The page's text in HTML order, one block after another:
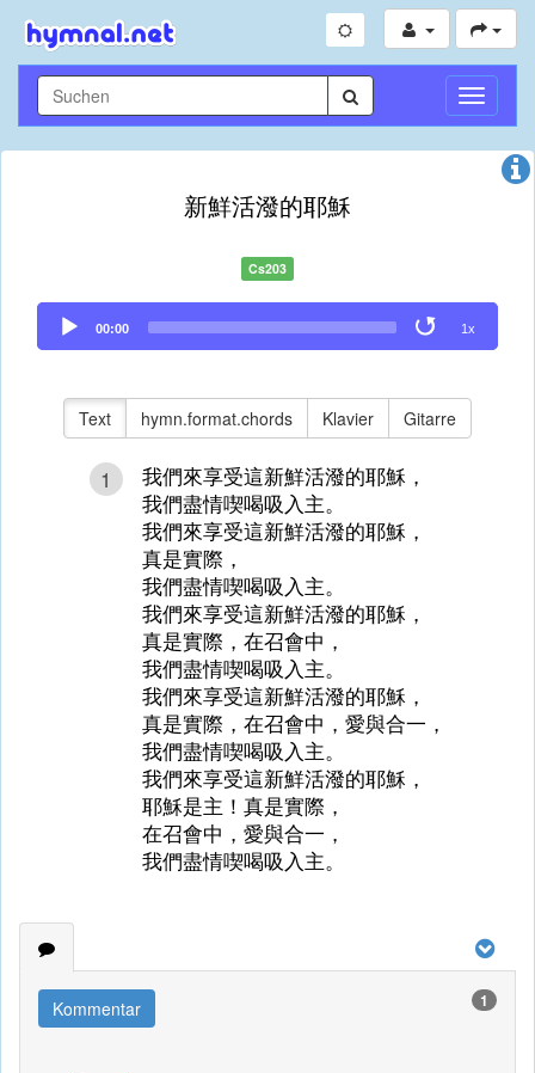
新鮮活潑的耶穌
Cs203
Audio
Player
00:00 1x
Text hymn.format.chords Klavier Gitarre
1
我們來享受這新鮮活潑的耶穌，
我們盡情喫喝吸入主。
我們來享受這新鮮活潑的耶穌，
真是實際，
我們盡情喫喝吸入主。
我們來享受這新鮮活潑的耶穌，
真是實際，在召會中，
我們盡情喫喝吸入主。
我們來享受這新鮮活潑的耶穌，
真是實際，在召會中，愛與合一，
我們盡情喫喝吸入主。
我們來享受這新鮮活潑的耶穌，
耶穌是主！真是實際，
在召會中，愛與合一，
我們盡情喫喝吸入主。
Kommentar 1